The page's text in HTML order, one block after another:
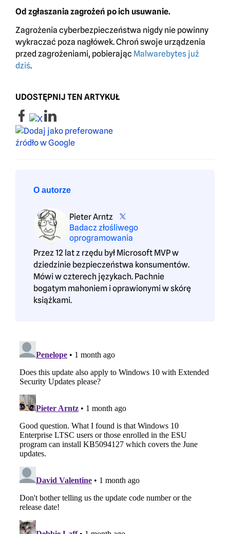
Od zgłaszania zagrożeń po ich usuwanie.
Zagrożenia cyberbezpieczeństwa nigdy nie powinny
wykraczać poza nagłówek. Chroń swoje urządzenia
przed zagrożeniami, pobierając Malwarebytes już
dziś.
UDOSTĘPNIJ TEN ARTYKUŁ
O autorze
Pieter Arntz
Badacz złośliwego
oprogramowania
Przez 12 lat z rzędu był Microsoft MVP w
dziedzinie bezpieczeństwa konsumentów.
Mówi w czterech językach. Pachnie
bogatym mahoniem i oprawionymi w skórę
książkami.